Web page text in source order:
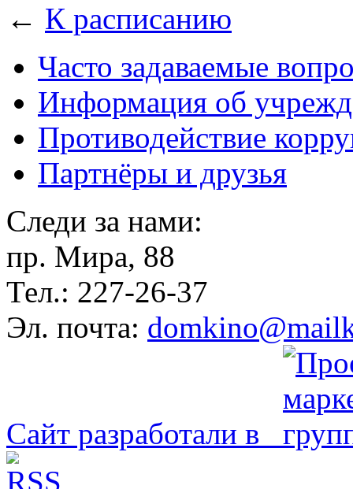
← К расписанию
Часто задаваемые
Информация об
Противодействие
Партнёры и друзья
Следи за нами:
пр. Мира, 88
Тел.: 227-26-37
Эл. почта:
Сайт разработали в